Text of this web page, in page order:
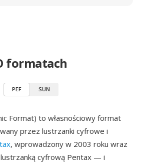
formatach
PEF SUN
Format) to własnościowy format
przez lustrzanki cyfrowe i
, wprowadzony w 2003 roku wraz
cyfrową Pentax — i